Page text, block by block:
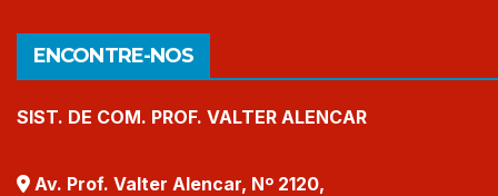
ENCONTRE-NOS
SIST. DE COM. PROF. VALTER ALENCAR
Av. Prof. Valter Alencar, Nº 2120,